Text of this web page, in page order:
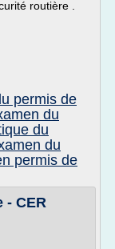
routière .
permis de
du
du
du
permis de
- CER